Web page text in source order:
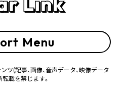
Menu
ツ(記事、画像、音声データ、映像データ
載を禁じます。